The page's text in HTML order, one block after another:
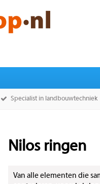
Specialist in landbouwtechniek
Nilos ringen
Van alle elementen die